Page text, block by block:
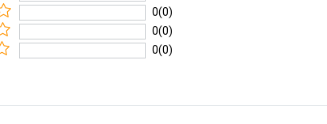
0(0)
0(0)
0(0)